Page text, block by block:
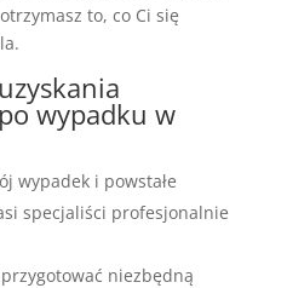
to, co Ci się
wypadku w
wypadek i powstałe
specjaliści profesjonalnie
niezbędną